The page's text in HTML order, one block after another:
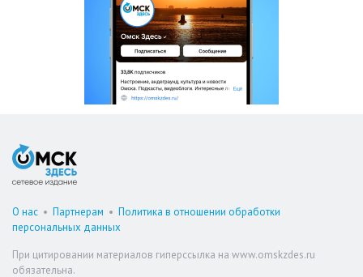
О нас • Партнерам • Политика в отношении обработки
персональных данных
При цитировании материалов гиперссылка на www.omskzdes.ru
обязательна.